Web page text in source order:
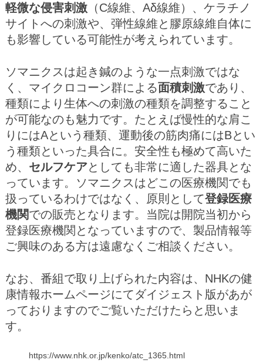
軽微な侵害刺激（C線維、Aδ線維）、ケラチノ
サイトへの刺激や、弾性線維と膠原線維自体に
も影響している可能性が考えられています。
ソマニクスは起き鍼のような一点刺激ではな
く、マイクロコーン群による面積刺激であり、
種類により生体への刺激の種類を調整すること
が可能なのも魅力です。たとえば慢性的な肩こ
りにはAという種類、運動後の筋肉痛にはBとい
う種類といった具合に。安全性も極めて高いた
め、 セルフケアとしても非常に適した器具とな
っています。ソマニクスはどこの医療機関でも
扱っているわけではなく、原則として登録医療
機関での販売となります。当院は開院当初から
登録医療機関となっていますので、製品情報等
ご興味のある方は遠慮なくご相談ください。
なお、番組で取り上げられた内容は、NHKの健
康情報ホームページにてダイジェスト版があが
っておりますのでご覧いただけたらと思いま
す。
https://www.nhk.or.jp/kenko/atc_1365.html